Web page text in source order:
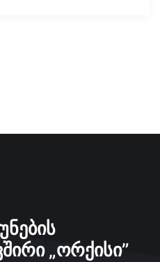
„ᲝᲠᲥᲘᲡᲘ”